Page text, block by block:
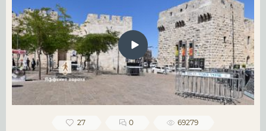
27 0 69279